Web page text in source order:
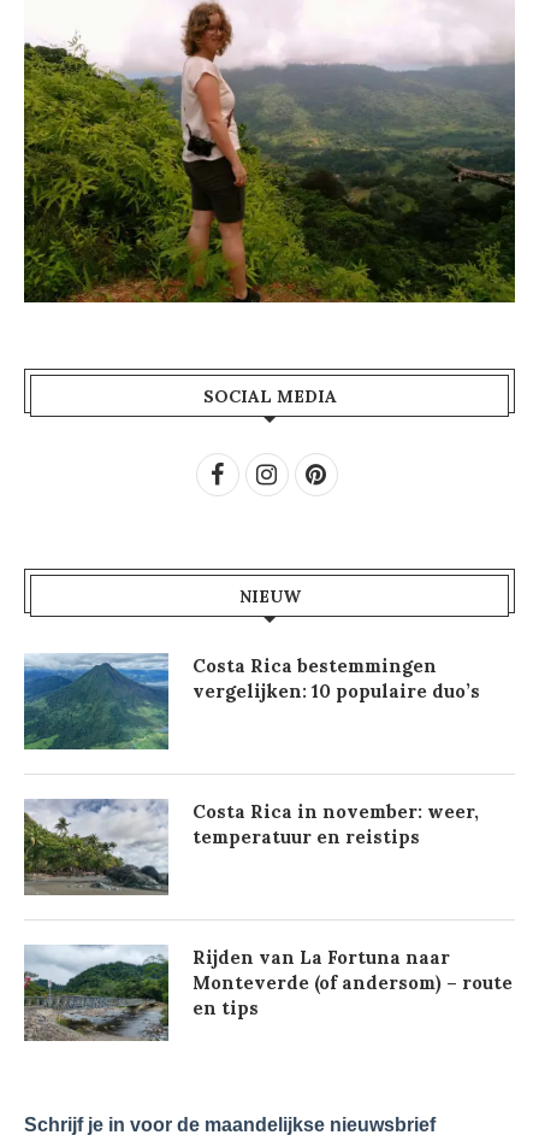
SOCIAL MEDIA
NIEUW
Costa Rica bestemmingen
vergelijken: 10 populaire duo’s
Costa Rica in november: weer,
temperatuur en reistips
Rijden van La Fortuna naar
Monteverde (of andersom) – route
en tips